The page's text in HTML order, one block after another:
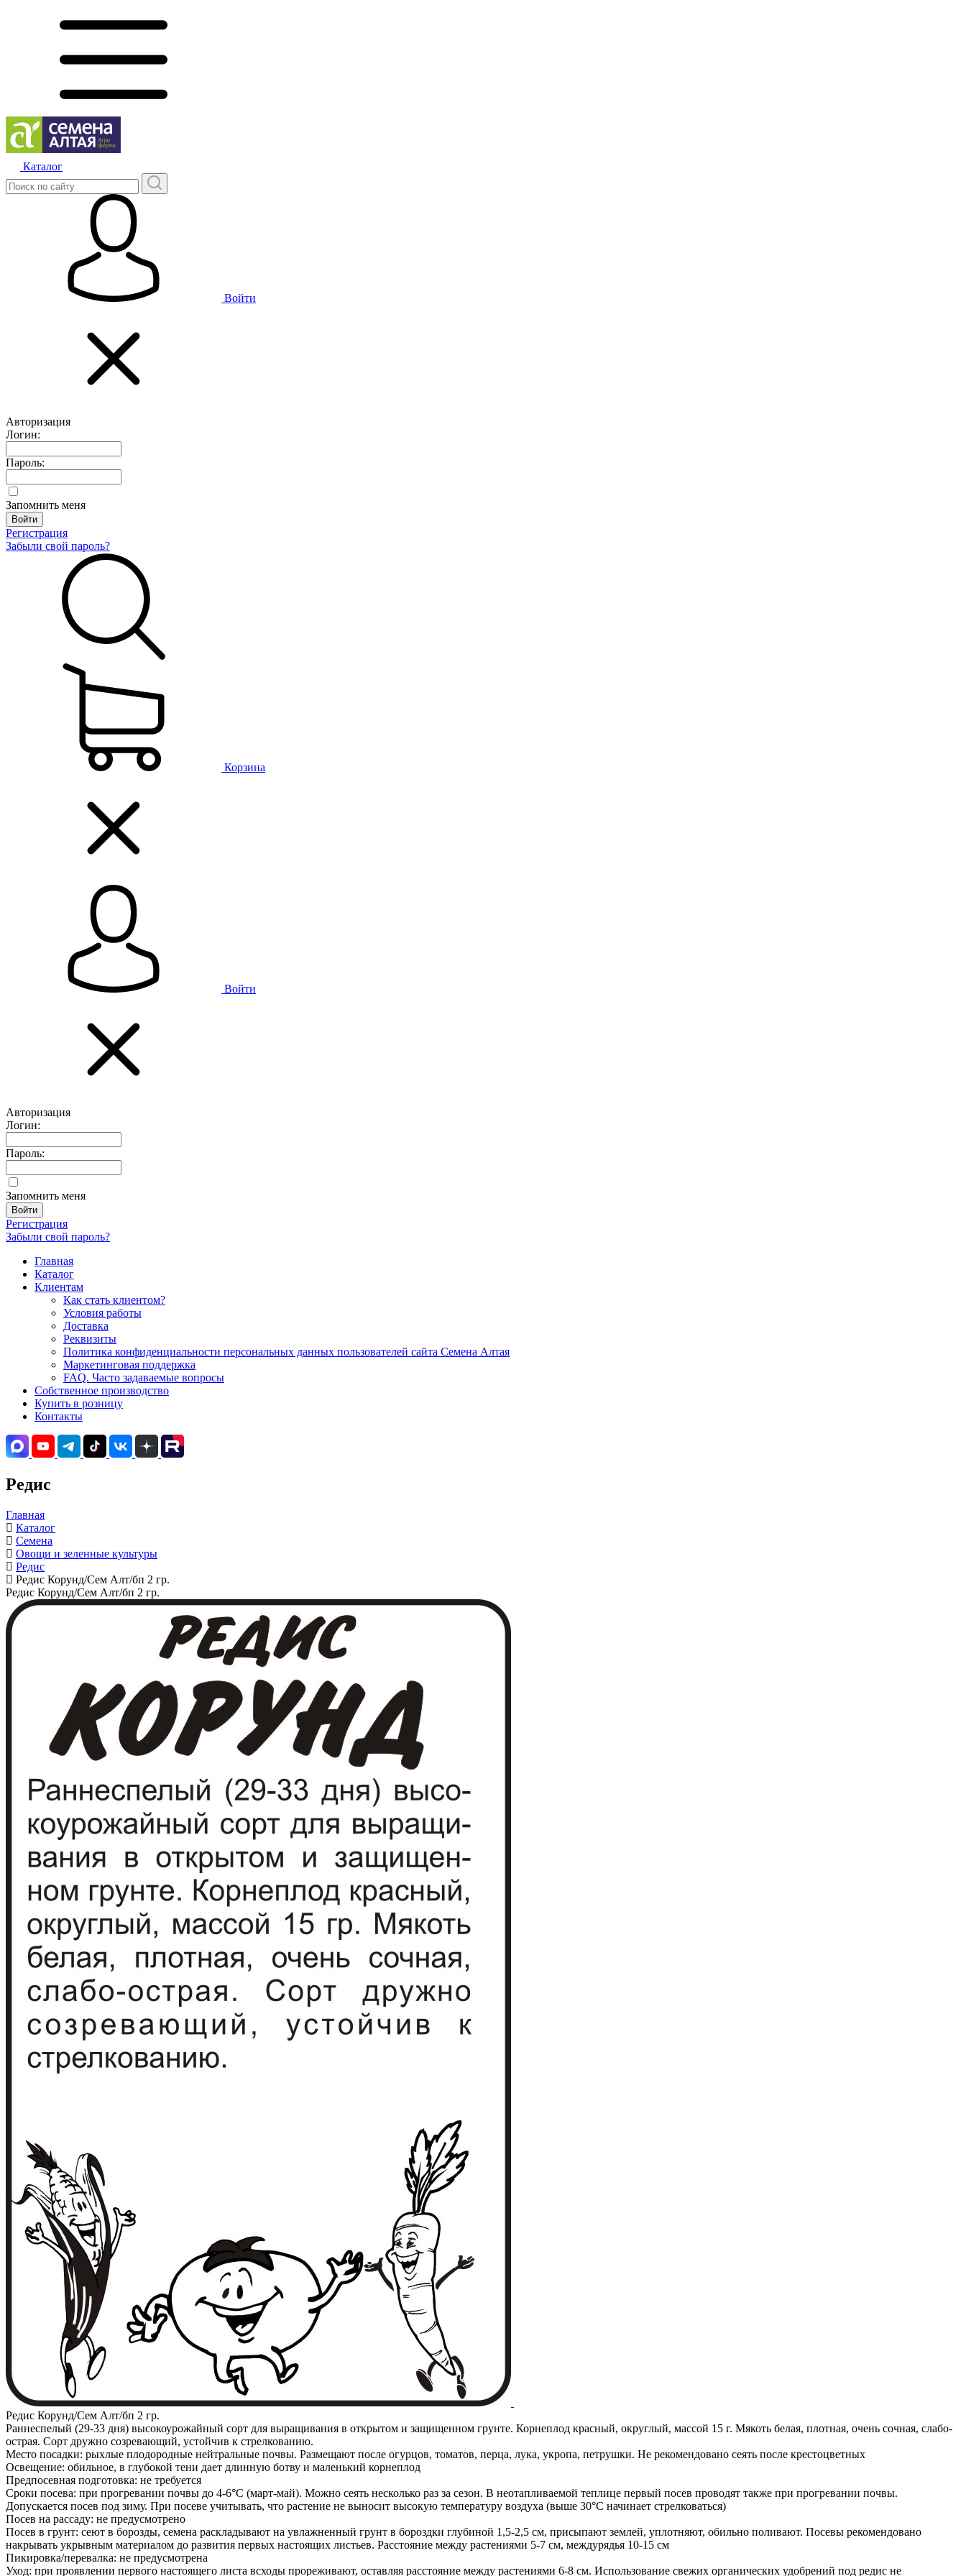
Каталог
Войти
Авторизация
Логин:
Пароль:
Запомнить меня
Регистрация
Забыли свой пароль?
Корзина
Войти
Авторизация
Логин:
Пароль:
Запомнить меня
Регистрация
Забыли свой пароль?
Главная
Каталог
Клиентам
Как стать клиентом?
Условия работы
Доставка
Реквизиты
Политика конфиденциальности персональных данных пользователей сайта Семена Алтая
Маркетинговая поддержка
FAQ. Часто задаваемые вопросы
Собственное производство
Купить в розницу
Контакты
Редис
Главная
Каталог
Семена
Овощи и зеленные культуры
Редис
Редис Корунд/Сем Алт/бп 2 гр.
Редис Корунд/Сем Алт/бп 2 гр.
Редис Корунд/Сем Алт/бп 2 гр.
Раннеспелый (29-33 дня) высокоурожайный сорт для выращивания в открытом и защищенном грунте. Корнеплод красный, округлый, массой 15 г. Мякоть белая, плотная, очень сочная, слабо-
острая. Сорт дружно созревающий, устойчив к стрелкованию.
Место посадки: рыхлые плодородные нейтральные почвы. Размещают после огурцов, томатов, перца, лука, укропа, петрушки. Не рекомендовано сеять после крестоцветных
Освещение: обильное, в глубокой тени дает длинную ботву и маленький корнеплод
Предпосевная подготовка: не требуется
Сроки посева: при прогревании почвы до 4-6°C (март-май). Можно сеять несколько раз за сезон. В неотапливаемой теплице первый посев проводят также при прогревании почвы.
Допускается посев под зиму. При посеве учитывать, что растение не выносит высокую температуру воздуха (выше 30°C начинает стрелковаться)
Посев на рассаду: не предусмотрено
Посев в грунт: сеют в борозды, семена раскладывают на увлажненный грунт в бороздки глубиной 1,5-2,5 см, присыпают землей, уплотняют, обильно поливают. Посевы рекомендовано
накрывать укрывным материалом до развития первых настоящих листьев. Расстояние между растениями 5-7 см, междурядья 10-15 см
Пикировка/перевалка: не предусмотрена
Уход: при проявлении первого настоящего листа всходы прореживают, оставляя расстояние между растениями 6-8 см. Использование свежих органических удобрений под редис не